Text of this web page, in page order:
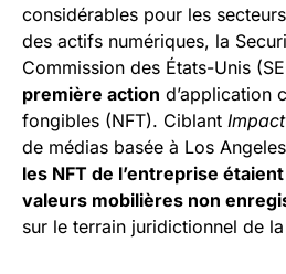
considérables pour les
des actifs numériques, la
Commission des États-Unis
première action d’application
fongibles (NFT). Ciblant
de médias basée à Los
les NFT de l’entreprise
valeurs mobilières non
sur le terrain juridictionnel de la